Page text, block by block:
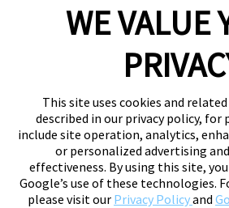
WE VALUE
This site uses cookies and
described in our privacy policy, for
include site operation, analytics,
or personalized advertising
effectiveness. By using this site,
Google’s use of these technologies.
please visit our Privacy Policyand